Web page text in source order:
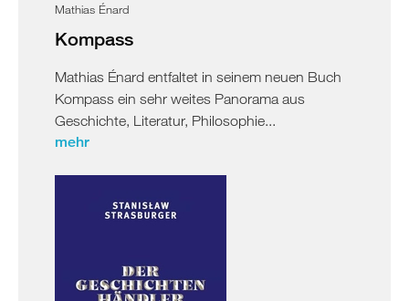
Mathias Énard
Kompass
Mathias Énard entfaltet in seinem neuen Buch
Kompass ein sehr weites Panorama aus
Geschichte, Literatur, Philosophie...
mehr